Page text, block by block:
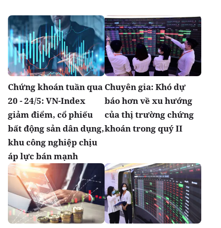
Chứng khoán tuần qua
20 - 24/5: VN-Index
giảm điểm, cổ phiếu
bất động sản dân dụng,
khu công nghiệp chịu
áp lực bán mạnh
Chuyên gia: Khó dự
báo hơn về xu hướng
của thị trường chứng
khoán trong quý II